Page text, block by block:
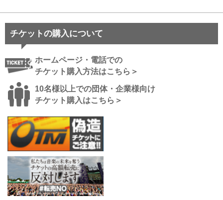
チケットの購入について
ホームページ・電話での
チケット購入方法はこちら＞
10名様以上での団体・企業様向け
チケット購入はこちら＞